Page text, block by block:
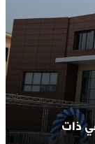
ذات